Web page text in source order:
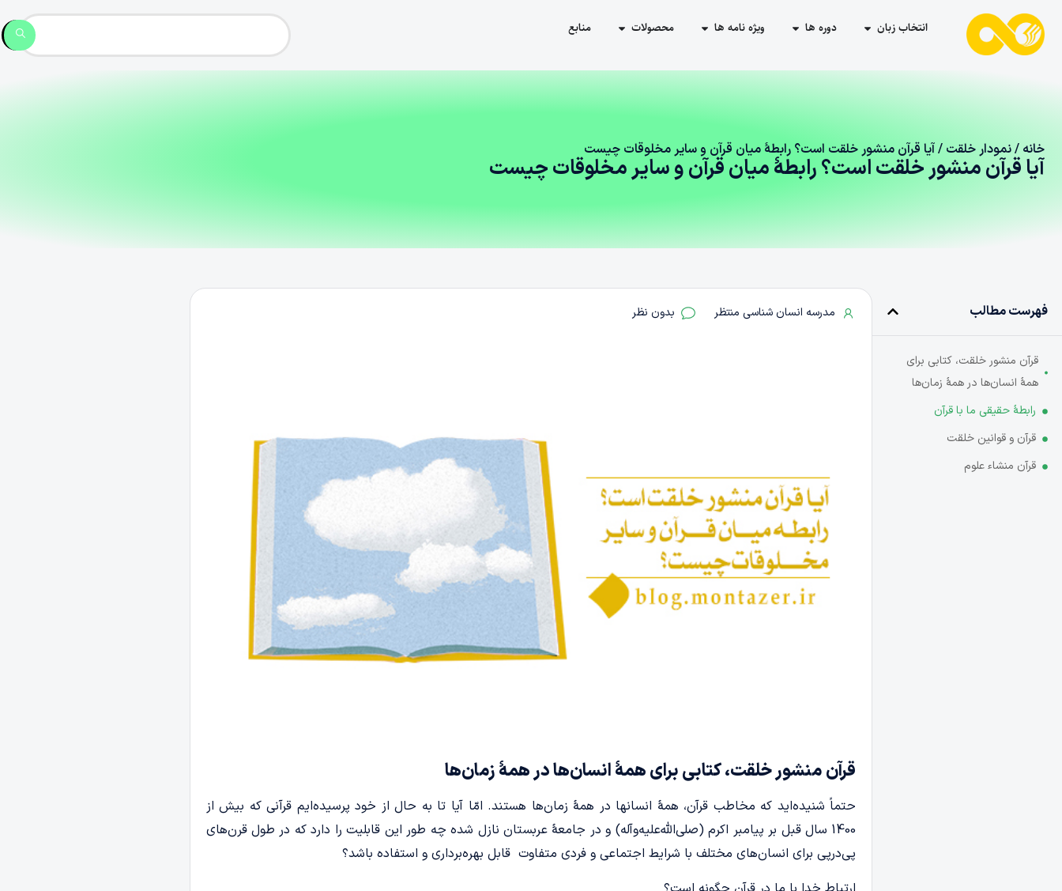
انتخاب زبان دوره ها ویژه نامه ها محصولات منابع
خانه /نمودار خلقت / آیا قرآن منشور خلقت است؟ رابطۀ میان قرآن و سایر مخلوقات چیست
آیا قرآن منشور خلقت است؟ رابطۀ میان قرآن و سایر مخلوقات چیست
فهرست مطالب
قرآن منشور خلقت، کتابی برای
همۀ انسان‌ها در همۀ زمان‌ها
رابطۀ حقیقی ما با قرآن
قرآن و قوانین خلقت
قرآن منشاء علوم
مدرسه انسان شناسی منتظر بدون نظر
قرآن منشور خلقت، کتابی برای همۀ انسان‌ها در همۀ زمان‌ها
حتماً شنیده‌اید که مخاطب قرآن، همۀ انسانها در همۀ زمان‌ها هستند. امّا آیا تا به حال از خود پرسیده‌ایم قرآنی که بیش از
1400 سال قبل بر پیامبر اکرم (صلی‌الله‌علیه‌وآله) و در جامعۀ عربستان نازل شده چه طور این قابلیت را دارد که در طول قرن‌های
پی‌در‌پی برای انسان‌های مختلف با شرایط اجتماعی و فردی متفاوت قابل بهره‌برداری و استفاده باشد؟